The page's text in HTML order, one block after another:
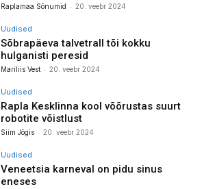
Raplamaa Sõnumid - 20. veebr 2024
Uudised
Sõbrapäeva talvetrall tõi kokku
hulganisti peresid
Mariliis Vest - 20. veebr 2024
Uudised
Rapla Kesklinna kool võõrustas suurt
robotite võistlust
Siim Jõgis - 20. veebr 2024
Uudised
Veneetsia karneval on pidu sinus
eneses